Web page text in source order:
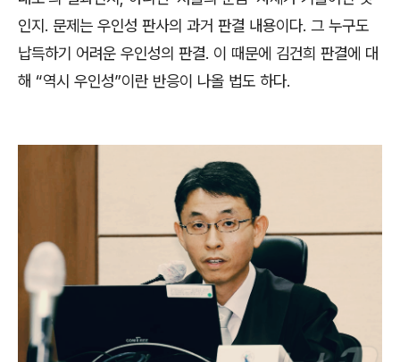
인지 . 문제는 우인성 판사의 과거 판결 내용이다. 그 누구도
납득하기 어려운 우인성의 판결. 이 때문에 김건희 판결에 대
해 “역시 우인성”이란 반응이 나올 법도 하다.